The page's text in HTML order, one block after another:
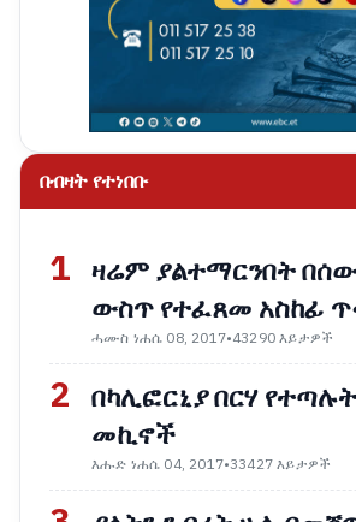
በብዛት የተነበቡ
1 ዛሬም ያልተማርንበት
ውስጥ የተፈጸመ አስከፊ
ሓሙስ ነሐሴ 08, 2017•43290 እይታዎች
2 በካሊፎርኒያ በርሃ
መኪኖች
እሑድ ነሐሴ 04, 2017•33427 እይታዎች